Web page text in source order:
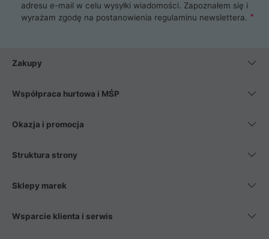
adresu e-mail w celu wysyłki wiadomości. Zapoznałem się i
wyrażam zgodę na postanowienia regulaminu newslettera.
Zakupy
Współpraca hurtowa i MŚP
Okazja i promocja
Struktura strony
Sklepy marek
Wsparcie klienta i serwis